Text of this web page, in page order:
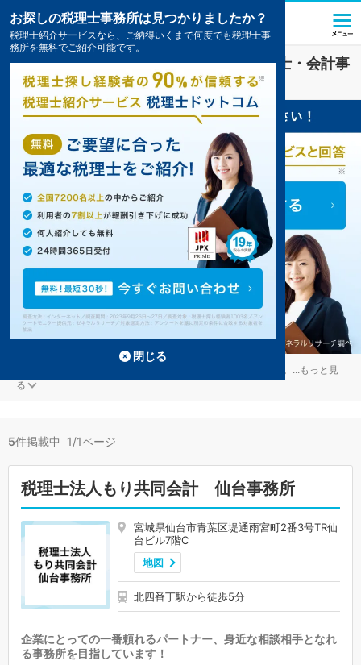
医療法人業界に強い仙台市青葉区の税理士・会計事
務所の一覧 5件掲載中
医療法人が得意な仙台市青葉区の事務所が5件見つかりました。 ...もっと見
る
5件掲載中 1/1ページ
税理士法人もり共同会計 仙台事務所
宮城県仙台市青葉区堤通雨宮町2番3号TR仙
台ビル7階C
地図
北四番丁駅から徒歩5分
企業にとっての一番頼れるパートナー、身近な相談相手となれ
る事務所を目指しています！
お探しの税理士事務所は見つかりましたか？
税理士紹介サービスなら、ご納得いくまで何度でも税理士事
務所を無料でご紹介可能です。
閉じる